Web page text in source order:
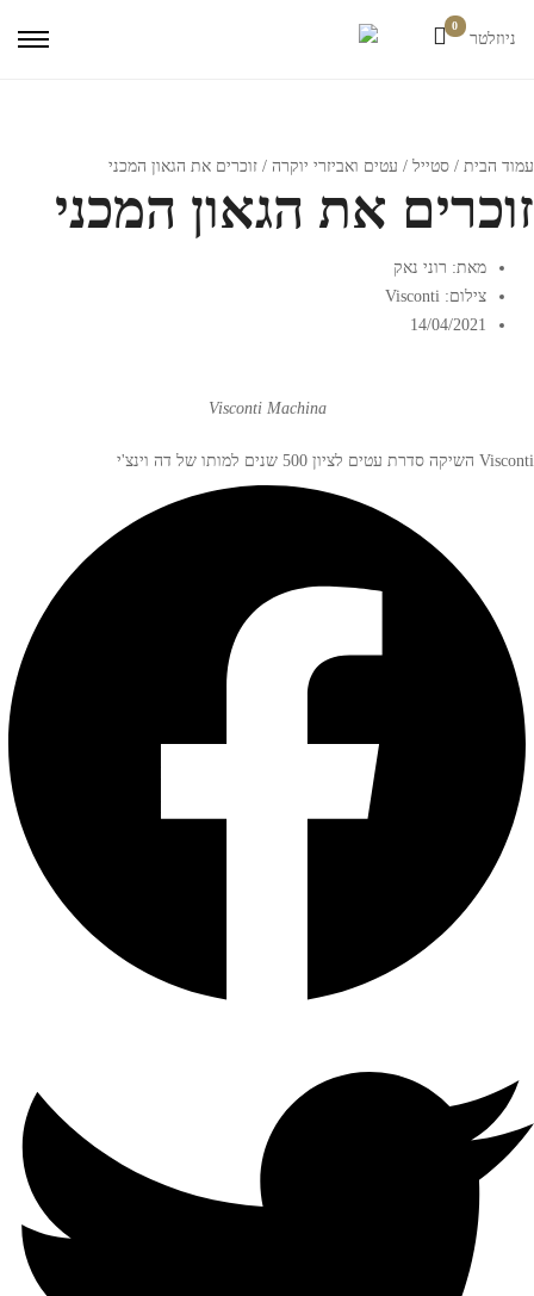
ניוזלטר
0
עמוד הבית / סטייל / עטים ואביזרי יוקרה / זוכרים את הגאון המכני
זוכרים את הגאון המכני
מאת: רוני נאק
צילום: Visconti
14/04/2021
Visconti Machina
Visconti השיקה סדרת עטים לציון 500 שנים למותו של דה וינצ'י